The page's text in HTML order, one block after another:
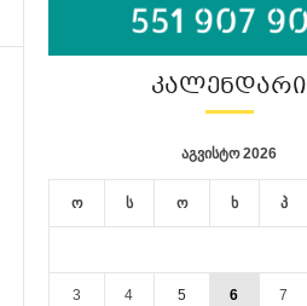
ᲙᲐᲚᲔᲜᲓᲐᲠᲘ
აგვისტო 2026
ო ს ო ხ პ
3 4 5 6 7